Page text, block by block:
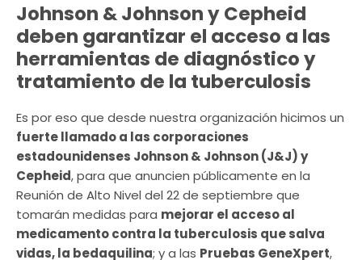
Johnson & Johnson y Cepheid
deben garantizar el acceso a las
herramientas de diagnóstico y
tratamiento de la tuberculosis
Es por eso que desde nuestra organización hicimos un
fuerte llamado a las corporaciones
estadounidenses Johnson & Johnson (J&J) y
Cepheid, para que anuncien públicamente en la
Reunión de Alto Nivel del 22 de septiembre que
tomarán medidas para mejorar el acceso al
medicamento contra la tuberculosis que salva
vidas, la bedaquilina; y a las Pruebas GeneXpert,